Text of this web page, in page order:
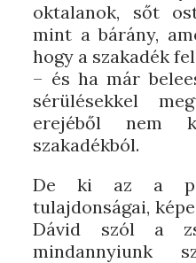
oktalanok, sőt
mint a bárány,
hogy a szakadék
– és ha már
sérülésekkel
erejéből nem
szakadékból.
De ki az a
tulajdonságai,
Dávid szól a
mindannyiunk